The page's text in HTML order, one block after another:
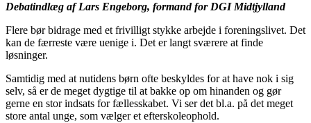
Debatindlæg af Lars Engeborg, formand for DGI Midtjylland
Flere bør bidrage med et frivilligt stykke arbejde i foreningslivet. Det
kan de færreste være uenige i. Det er langt sværere at finde
løsninger.
Samtidig med at nutidens børn ofte beskyldes for at have nok i sig
selv, så er de meget dygtige til at bakke op om hinanden og gør
gerne en stor indsats for fællesskabet. Vi ser det bl.a. på det meget
store antal unge, som vælger et efterskoleophold.